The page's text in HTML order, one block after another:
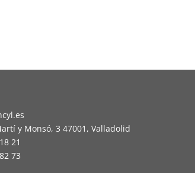
y Monsó, 3 47001, Valladolid
21
73